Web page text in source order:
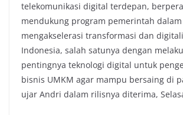
telekomunikasi digital terdepan,
mendukung program pemerintah dalam
mengakselerasi transformasi dan
Indonesia, salah satunya dengan
pentingnya teknologi digital untuk
bisnis UMKM agar mampu bersaing di
ujar Andri dalam rilisnya diterima,